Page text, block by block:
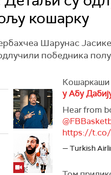
кошарку
Шарунас
победника
Кошаркаши
у Абу
Hear from
https://t.co/
— Turkish